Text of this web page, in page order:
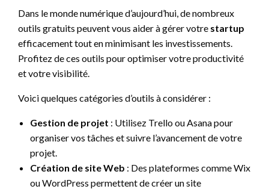
Dans le monde numérique d’aujourd’hui, de nombreux
outils gratuits peuvent vous aider à gérer votre startup
efficacement tout en minimisant les investissements.
Profitez de ces outils pour optimiser votre productivité
et votre visibilité.
Voici quelques catégories d’outils à considérer :
Gestion de projet : Utilisez Trello ou Asana pour
organiser vos tâches et suivre l’avancement de votre
projet.
Création de site Web : Des plateformes comme Wix
ou WordPress permettent de créer un site